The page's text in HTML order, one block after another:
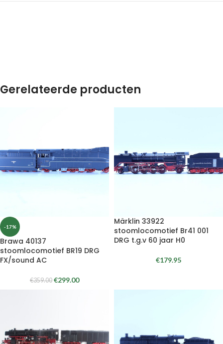
Gerelateerde producten
-17%
Brawa 40137
stoomlocomotief BR19 DRG
FX/sound AC
€359.00 €299.00
Märklin 33922
stoomlocomotief Br41 001
DRG t.g.v 60 jaar H0
€179.95